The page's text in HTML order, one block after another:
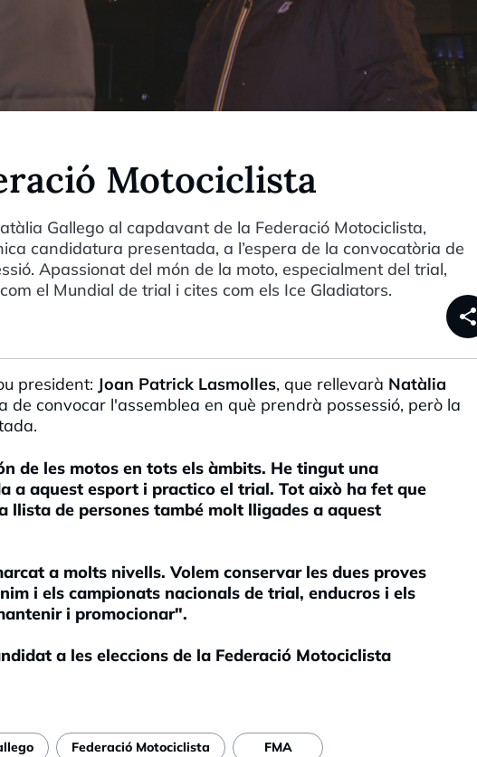
Motociclista
Gallego al capdavant de la Federació Motociclista,
candidatura presentada, a l’espera de la convocatòria de
Apassionat del món de la moto, especialment del trial,
el Mundial de trial i cites com els Ice Gladiators.
share
president: Joan Patrick Lasmolles, que rellevarà Natàlia
de convocar l'assemblea en què prendrà possessió, però la
de les motos en tots els àmbits. He tingut una
a aquest esport i practico el trial. Tot això ha fet que
llista de persones també molt lligades a aquest
a molts nivells. Volem conservar les dues proves
i els campionats nacionals de trial, enducros i els
i promocionar".
a les eleccions de la Federació Motociclista
Federació Motociclista FMA